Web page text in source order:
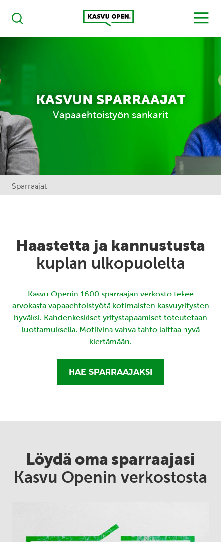
Haku
Kasvu Open
MENU
KASVUN SPARRAAJAT
Vapaaehtoistyön sankarit
Sparraajat
Haastetta ja kannustusta
kuplan ulkopuolelta
Kasvu Openin 1600 sparraajan verkosto tekee
arvokasta vapaaehtoistyötä kotimaisten kasvuyritysten
hyväksi. Kahdenkeskiset yritystapaamiset toteutetaan
luottamuksella. Motiivina vahva tahto laittaa hyvä
kiertämään.
HAE SPARRAAJAKSI
Löydä oma sparraajasi
Kasvu Openin verkostosta